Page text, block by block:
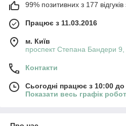
99% позитивних з 177 відгуків
Працює з 11.03.2016
м. Київ
проспект Степана Бандери 9,
Контакти
Сьогодні працює з 10:00 до
Показати весь графік